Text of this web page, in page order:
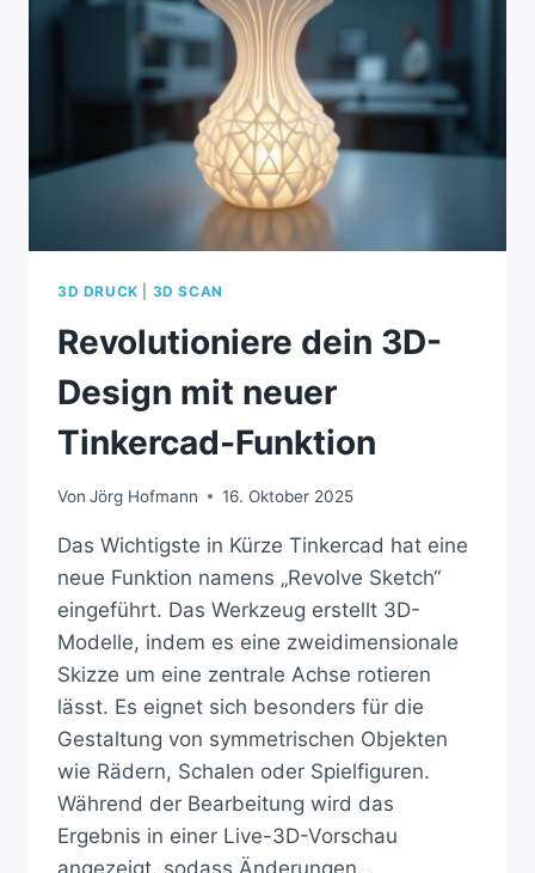
3D DRUCK 3D SCAN
Revolutioniere dein 3D-
Design mit neuer
Tinkercad-Funktion
Von Jörg Hofmann 16. Oktober 2025
Das Wichtigste in Kürze Tinkercad hat eine
neue Funktion namens „Revolve Sketch“
eingeführt. Das Werkzeug erstellt 3D-
Modelle, indem es eine zweidimensionale
Skizze um eine zentrale Achse rotieren
lässt. Es eignet sich besonders für die
Gestaltung von symmetrischen Objekten
wie Rädern, Schalen oder Spielfiguren.
Während der Bearbeitung wird das
Ergebnis in einer Live-3D-Vorschau
angezeigt, sodass Änderungen…